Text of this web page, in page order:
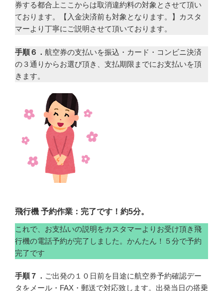
券する都合上ここからは取消違約料の対象とさせて頂い
ております。【入金決済前も対象となります。】カスタ
マーより丁寧にご説明させて頂いております。
手順６． 航空券の支払いを振込・カード・コンビニ決済
の３通りからお選び頂き、支払期限までにお支払いを頂
きます。
飛行機 予約作業：完了です！約5分。
これで、お支払いの説明をカスタマーよりお受け頂き飛
行機の電話予約が完了しました。かんたん！５分で予約
完了です
手順７． ご出発の１０日前を目途に航空券予約確認デー
タをメール・FAX・郵送で対応致します。出発当日の搭乗